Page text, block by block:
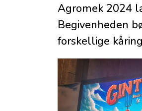
Agromek 2024
Begivenheden
forskellige